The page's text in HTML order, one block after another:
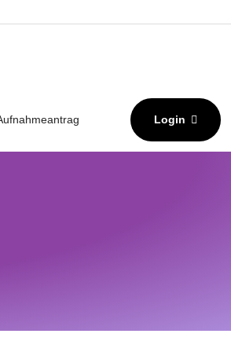
Login